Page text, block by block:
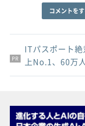
コメントを
PR
PR
PR
ITパスポート
上No.1、60万